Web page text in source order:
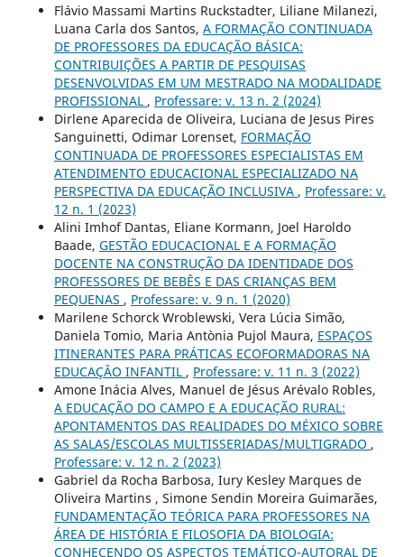
Flávio Massami Martins Ruckstadter, Liliane Milanezi,
Luana Carla dos Santos, A FORMAÇÃO CONTINUADA
DE PROFESSORES DA EDUCAÇÃO BÁSICA:
CONTRIBUIÇÕES A PARTIR DE PESQUISAS
DESENVOLVIDAS EM UM MESTRADO NA MODALIDADE
PROFISSIONAL , Professare: v. 13 n. 2 (2024)
Dirlene Aparecida de Oliveira, Luciana de Jesus Pires
Sanguinetti, Odimar Lorenset, FORMAÇÃO
CONTINUADA DE PROFESSORES ESPECIALISTAS EM
ATENDIMENTO EDUCACIONAL ESPECIALIZADO NA
PERSPECTIVA DA EDUCAÇÃO INCLUSIVA , Professare: v.
12 n. 1 (2023)
Alini Imhof Dantas, Eliane Kormann, Joel Haroldo
Baade, GESTÃO EDUCACIONAL E A FORMAÇÃO
DOCENTE NA CONSTRUÇÃO DA IDENTIDADE DOS
PROFESSORES DE BEBÊS E DAS CRIANÇAS BEM
PEQUENAS , Professare: v. 9 n. 1 (2020)
Marilene Schorck Wroblewski, Vera Lúcia Simão,
Daniela Tomio, Maria Antònia Pujol Maura, ESPAÇOS
ITINERANTES PARA PRÁTICAS ECOFORMADORAS NA
EDUCAÇÂO INFANTIL , Professare: v. 11 n. 3 (2022)
Amone Inácia Alves, Manuel de Jésus Arévalo Robles,
A EDUCAÇÃO DO CAMPO E A EDUCAÇÃO RURAL:
APONTAMENTOS DAS REALIDADES DO MÉXICO SOBRE
AS SALAS/ESCOLAS MULTISSERIADAS/MULTIGRADO ,
Professare: v. 12 n. 2 (2023)
Gabriel da Rocha Barbosa, Iury Kesley Marques de
Oliveira Martins , Simone Sendin Moreira Guimarães,
FUNDAMENTAÇÃO TEÓRICA PARA PROFESSORES NA
ÁREA DE HISTÓRIA E FILOSOFIA DA BIOLOGIA:
CONHECENDO OS ASPECTOS TEMÁTICO-AUTORAL DE